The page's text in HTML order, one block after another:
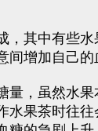
，其中有些
增加自己
量，虽然水
水果茶时往